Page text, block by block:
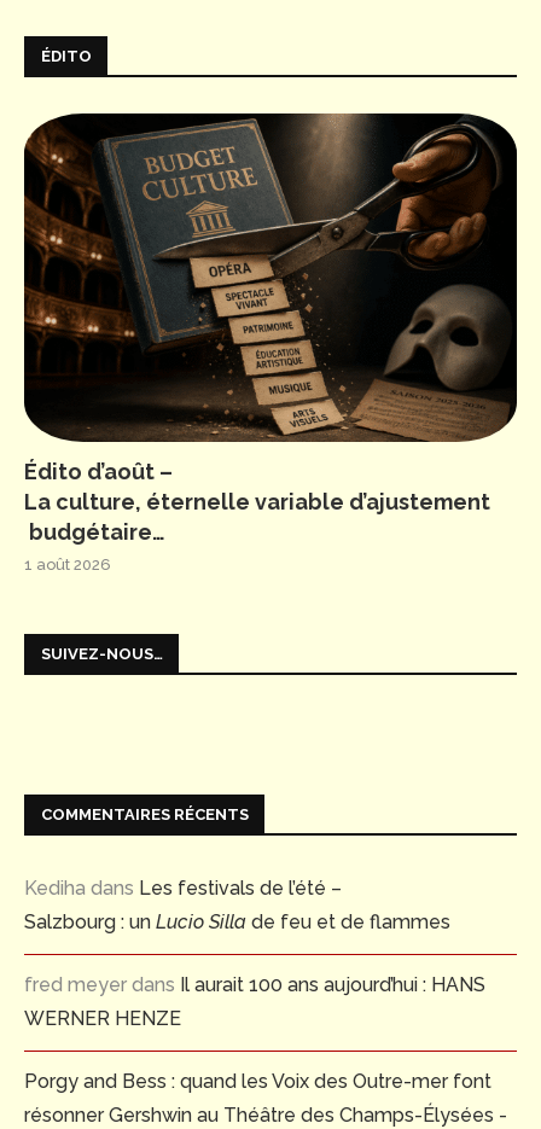
ÉDITO
Édito d’août –
La culture, éternelle variable d’ajustement
budgétaire…
1 août 2026
SUIVEZ-NOUS…
COMMENTAIRES RÉCENTS
Kediha dans Les festivals de l’été –
Salzbourg : un Lucio Silla de feu et de flammes
fred meyer dans Il aurait 100 ans aujourd’hui : HANS
WERNER HENZE
Porgy and Bess : quand les Voix des Outre-mer font
résonner Gershwin au Théâtre des Champs-Élysées -